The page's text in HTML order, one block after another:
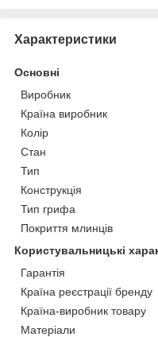
Характеристики
Основні
Виробник
Країна виробник
Колір
Стан
Тип
Конструкція
Тип грифа
Покриття млинців
Користувальницькі
Гарантія
Країна реєстрації бренду
Країна-виробник товару
Матеріали